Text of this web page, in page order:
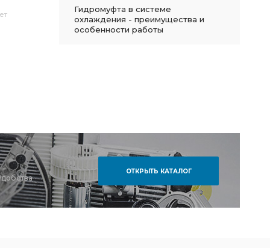
Гидромуфта в системе
охлаждения - преимущества и
особенности работы
ОТКРЫТЬ КАТАЛОГ